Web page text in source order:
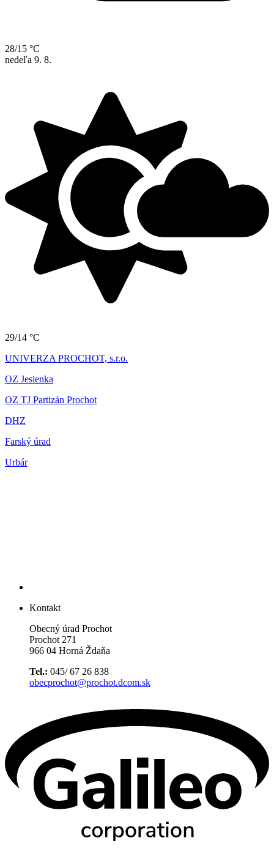
28/15 °C
nedeľa 9. 8.
29/14 °C
UNIVERZA PROCHOT, s.r.o.
OZ Jesienka
OZ TJ Partizán Prochot
DHZ
Farský úrad
Urbár
Kontakt
Obecný úrad Prochot
Prochot 271
966 04 Horná Ždaňa
Tel.: 045/ 67 26 838
obecprochot@prochot.dcom.sk